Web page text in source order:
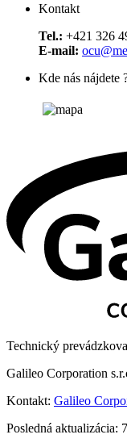
Kontakt
Tel.: +421 326
E-mail:
Kde nás nájdete
Technický
Galileo Corporation
Kontakt: Galileo
Posledná aktualizácia: